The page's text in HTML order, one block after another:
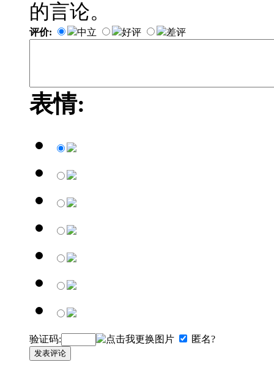
的言论。
评价: 中立 好评 差评
表情:
验证码: 匿名?
发表评论